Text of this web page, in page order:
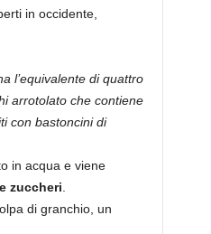
in occidente,
l’equivalente di quattro
arrotolato che contiene
con bastoncini di
in acqua e viene
zuccheri
di granchio, un